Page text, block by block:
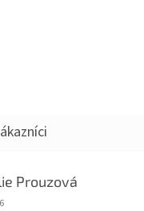
Prouzová
obchodu je 5 z 5 hvězdiček.